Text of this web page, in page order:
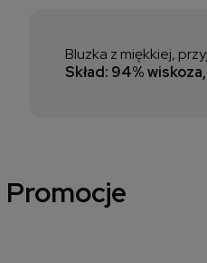
Bluzka z miękkiej,
Skład: 94%
Promocje